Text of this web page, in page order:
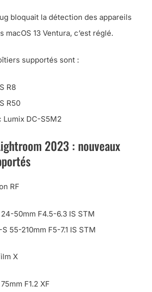
bloquait la détection des appareils
macOS 13 Ventura, c’est réglé.
supportés sont :
R8
R50
Lumix DC-S5M2
2023 : nouveaux
RF
24-50mm F4.5-6.3 IS STM
55-210mm F5-7.1 IS STM
X
F1.2 XF